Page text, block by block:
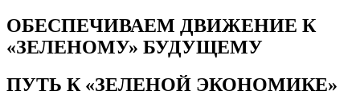
ОБЕСПЕЧИВАЕМ ДВИЖЕНИЕ К
«ЗЕЛЕНОМУ» БУДУЩЕМУ
ПУТЬ К«ЗЕЛЕНОЙ ЭКОНОМИКЕ»